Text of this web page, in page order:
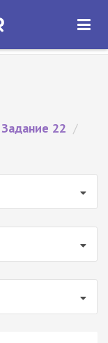
ОТКРЫТЬ
Задание 22 /